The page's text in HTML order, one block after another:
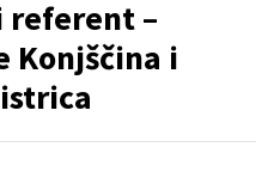
–
Konjščina i